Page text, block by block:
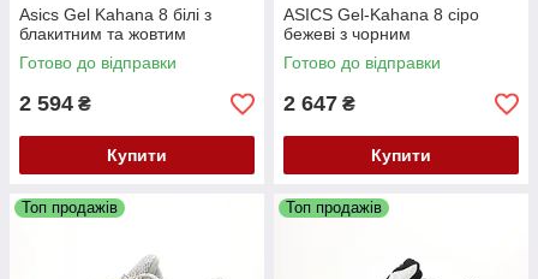
Asics Gel Kahana 8 білі з
блакитним та жовтим
Готово до відправки
2 594 ₴
Купити
ASICS Gel-Kahana 8 сіро
бежеві з чорним
Готово до відправки
2 647 ₴
Купити
Топ продажів Топ продажів